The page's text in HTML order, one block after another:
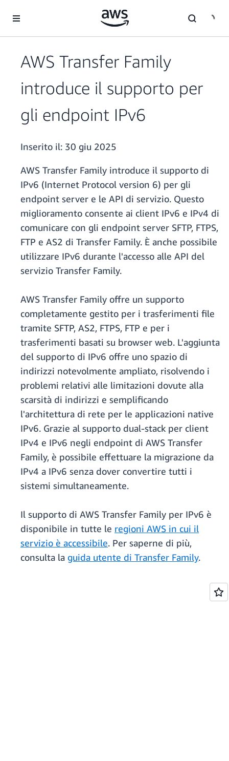
AWS Transfer Family
introduce il supporto per
gli endpoint IPv6
Inserito il: 30 giu 2025
AWS Transfer Family introduce il supporto di
IPv6 (Internet Protocol version 6) per gli
endpoint server e le API di servizio. Questo
miglioramento consente ai client IPv6 e IPv4 di
comunicare con gli endpoint server SFTP, FTPS,
FTP e AS2 di Transfer Family. È anche possibile
utilizzare IPv6 durante l'accesso alle API del
servizio Transfer Family.
AWS Transfer Family offre un supporto
completamente gestito per i trasferimenti file
tramite SFTP, AS2, FTPS, FTP e per i
trasferimenti basati su browser web. L'aggiunta
del supporto di IPv6 offre uno spazio di
indirizzi notevolmente ampliato, risolvendo i
problemi relativi alle limitazioni dovute alla
scarsità di indirizzi e semplificando
l'architettura di rete per le applicazioni native
IPv6. Grazie al supporto dual-stack per client
IPv4 e IPv6 negli endpoint di AWS Transfer
Family, è possibile effettuare la migrazione da
IPv4 a IPv6 senza dover convertire tutti i
sistemi simultaneamente.
Il supporto di AWS Transfer Family per IPv6 è
disponibile in tutte le regioni AWS in cui il
servizio è accessibile. Per saperne di più,
consulta la guida utente di Transfer Family.